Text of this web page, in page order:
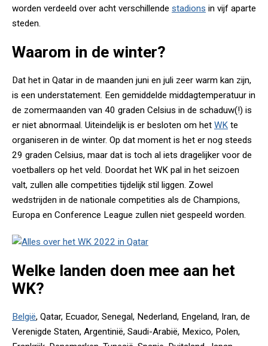
worden verdeeld over acht verschillende stadions in vijf aparte
steden.
Waarom in de winter?
Dat het in Qatar in de maanden juni en juli zeer warm kan zijn,
is een understatement. Een gemiddelde middagtemperatuur in
de zomermaanden van 40 graden Celsius in de schaduw(!) is
er niet abnormaal. Uiteindelijk is er besloten om het WK te
organiseren in de winter. Op dat moment is het er nog steeds
29 graden Celsius, maar dat is toch al iets dragelijker voor de
voetballers op het veld. Doordat het WK pal in het seizoen
valt, zullen alle competities tijdelijk stil liggen. Zowel
wedstrijden in de nationale competities als de Champions,
Europa en Conference League zullen niet gespeeld worden.
Welke landen doen mee aan het
WK?
België, Qatar, Ecuador, Senegal, Nederland, Engeland, Iran, de
Verenigde Staten, Argentinië, Saudi-Arabië, Mexico, Polen,